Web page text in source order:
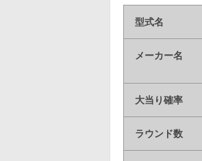
型式名
メーカー名
大当り確率
ラウンド数